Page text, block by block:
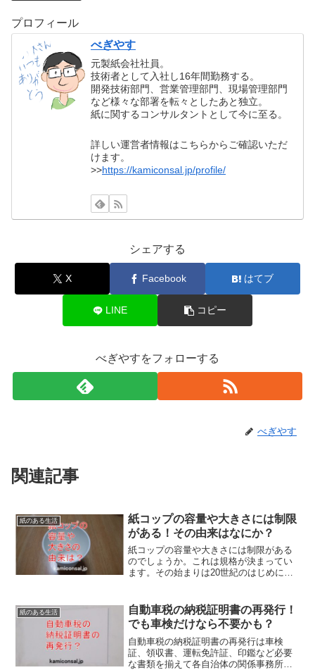
プロフィール
べぎやす
元製紙会社社員。
技術者として入社し16年間勤務する。
開発技術部門、営業管理部門、現場管理部門
など様々な部署を転々としたあと独立。
紙に関するコンサルタントとして今に至る。
詳しい運営者情報はこちらからご確認いただ
けます。
>>https://kamiconsal.jp/profile/
シェアする
X Facebook はてブ
LINE コピー
べぎやすをフォローする
べぎやす
関連記事
紙のある生活
紙コップの容量や大きさには制限
がある！その由来はなにか？
紙コップの容量や大きさには制限がある
のでしょうか。これは規格が決まってい
ます。その始まりは20世紀のはじめに米
紙コップの容量はメートル法が基準では
なく中途半端に感じるようです。
紙のある生活
自動車税の納税証明書の再発行！
でも車検だけなら不要かも？
自動車税の納税証明書の再発行は車検
証、領収書、運転免許証、印鑑など必要
な書類を揃えて各自治体の関係事務所で